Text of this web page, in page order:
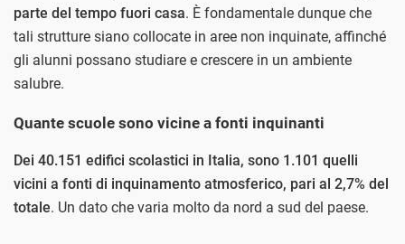
parte del tempo fuori casa. È fondamentale dunque che
tali strutture siano collocate in aree non inquinate, affinché
gli alunni possano studiare e crescere in un ambiente
salubre.
Quante scuole sono vicine a fonti inquinanti
Dei 40.151 edifici scolastici in Italia, sono 1.101 quelli
vicini a fonti di inquinamento atmosferico, pari al 2,7% del
totale. Un dato che varia molto da nord a sud del paese.